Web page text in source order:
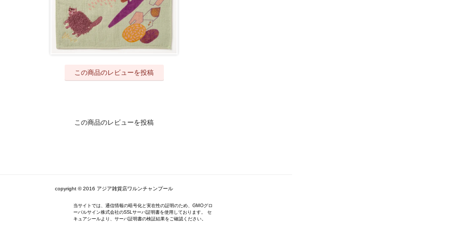
この商品のレビューを投稿
この商品のレビューを投稿
copyright © 2016 アジア雑貨店ワルンチャンプール
当サイトでは、通信情報の暗号化と実在性の証明のため、GMOグロ
ーバルサイン株式会社のSSLサーバ証明書を使用しております。 セ
キュアシールより、サーバ証明書の検証結果をご確認ください。